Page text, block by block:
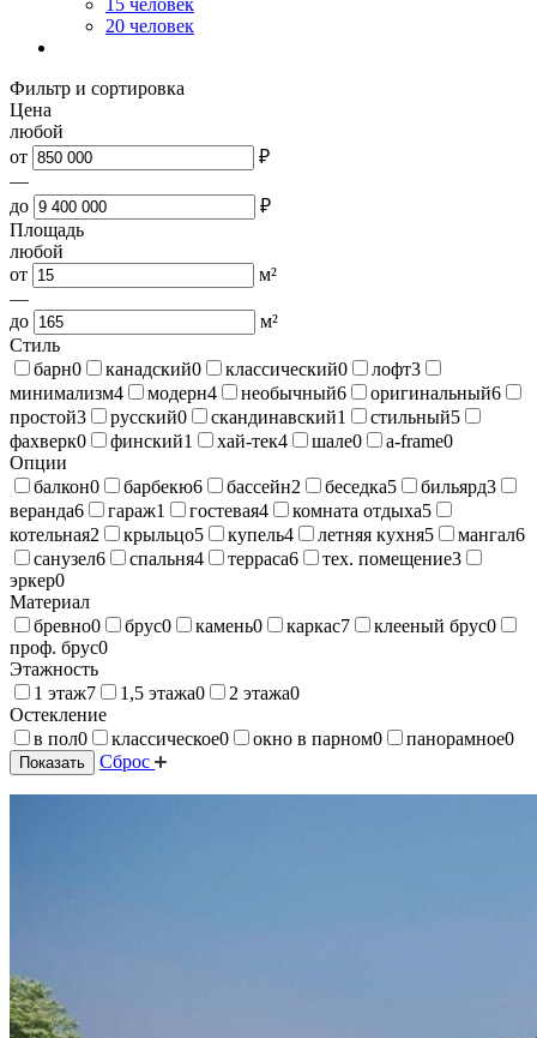
20 человек
Фильтр и сортировка
Цена
любой
от
₽
—
до
₽
Площадь
любой
от
м²
—
до
м²
Стиль
барн0 канадский0 классический0 лофт3
минимализм4 модерн4 необычный6 оригинальный6
простой3 русский0 скандинавский1 стильный5
фахверк0 финский1 хай-тек4 шале0 a-frame0
Опции
балкон0 барбекю6 бассейн2 беседка5 бильярд3
веранда6 гараж1 гостевая4 комната отдыха5
котельная2 крыльцо5 купель4 летняя кухня5 мангал6
санузел6 спальня4 терраса6 тех. помещение3
эркер0
Материал
бревно0 брус0 камень0 каркас7 клееный брус0
проф. брус0
Этажность
1 этаж7 1,5 этажа0 2 этажа0
Остекление
в пол0 классическое0 окно в парном0 панорамное0
Показать Сброс